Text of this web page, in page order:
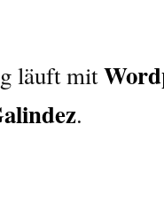
läuft mit
.